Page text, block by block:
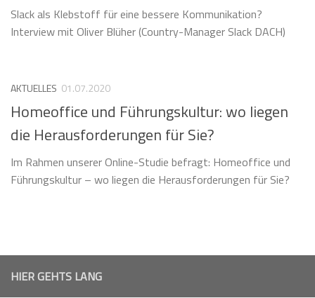
Slack als Klebstoff für eine bessere Kommunikation?
Interview mit Oliver Blüher (Country-Manager Slack DACH)
AKTUELLES 01.07.2020
Homeoffice und Führungskultur: wo liegen
die Herausforderungen für Sie?
Im Rahmen unserer Online-Studie befragt: Homeoffice und
Führungskultur – wo liegen die Herausforderungen für Sie?
HIER GEHTS LANG